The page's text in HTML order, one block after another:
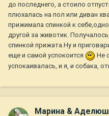
до последнего, а стоило
плюхалась на пол или диван
прижимала спинкой к
другой за животик.
спинкой прижата.Ну и
еще и самой успокоится
Не
успокаивалась, и я, и собака,
Марина &